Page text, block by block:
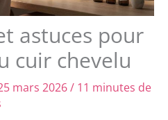
astuces pour
cuir chevelu
mars 2026/ 11 minutes de